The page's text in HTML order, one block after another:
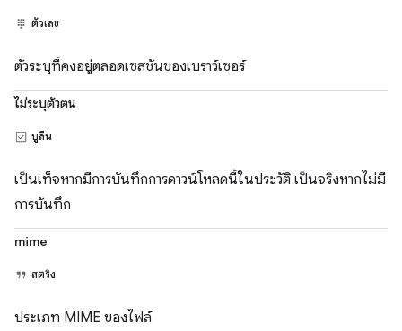
ตัวเลข
ตัวระบุที่คงอยู่ตลอดเซสชันของเบราว์เซอร์
ไม่ระบุตัวตน
บูลีน
เป็นเท็จหากมีการบันทึกการดาวน์โหลดนี้ในประวัติ เป็นจริงหากไม่มี
การบันทึก
mime
สตริง
ประเภท MIME ของไฟล์